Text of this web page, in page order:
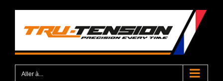
Aller à...